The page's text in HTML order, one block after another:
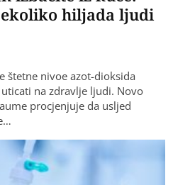
hiljada ljudi
štetne nivoe azot-dioksida
na zdravlje ljudi. Novo
procjenjuje da usljed